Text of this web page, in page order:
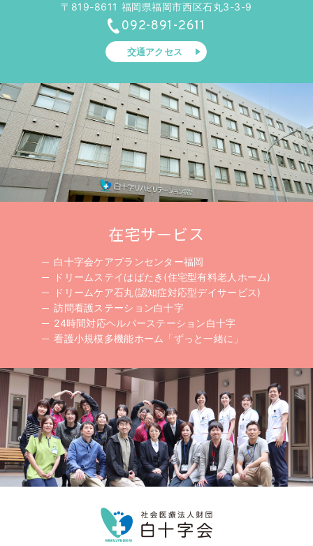
〒819-8611 福岡県福岡市西区石丸3-3-9
092-891-2611
交通アクセス
在宅サービス
白十字会ケアプランセンター福岡
ドリームステイはばたき(住宅型有料老人ホーム)
ドリームケア石丸(認知症対応型デイサービス)
訪問看護ステーション白十字
24時間対応ヘルパーステーション白十字
看護小規模多機能ホーム「ずっと一緒に」